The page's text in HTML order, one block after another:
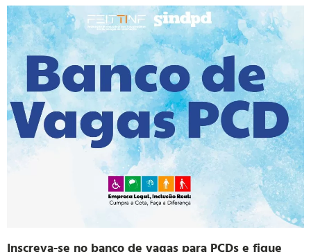
Inscreva-se no banco de vagas para PCDs e fique